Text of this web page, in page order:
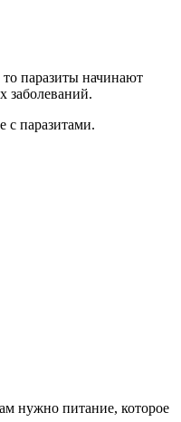
паразиты начинают
заболеваний.
с паразитами.
нужно питание, которое